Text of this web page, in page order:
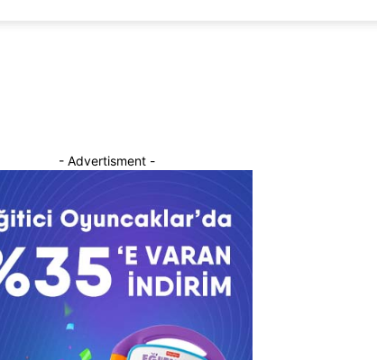
- Advertisment -